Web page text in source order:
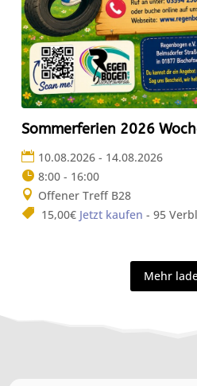
Sommerferien 2026
10.08.2026 - 14.08.2026
8:00 - 16:00
Offener Treff B28
15,00€ Jetzt kaufen - 95
Mehr